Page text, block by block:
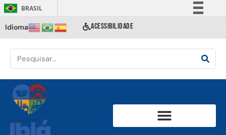
BRASIL
Comunica BR
Acesso à informação
Idioma ACESSIBILIDADE